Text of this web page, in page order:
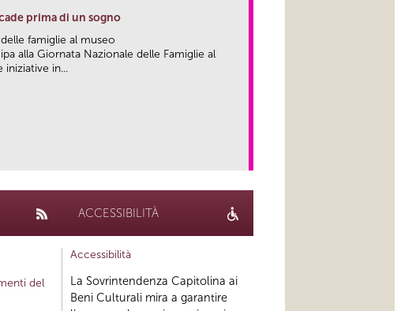
prima di un sogno
famiglie al museo
alla Giornata Nazionale delle Famiglie al
iniziative in...
del
ACCESSIBILITÀ
Accessibilità
La Sovrintendenza Capitolina ai
Beni Culturali mira a garantire